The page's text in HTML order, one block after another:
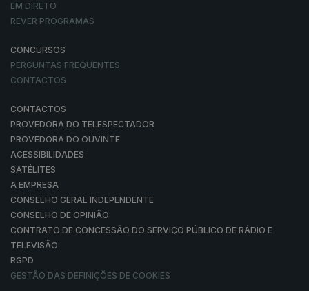
EM DIRETO
REVER PROGRAMAS
CONCURSOS
PERGUNTAS FREQUENTES
CONTACTOS
CONTACTOS
PROVEDORA DO TELESPECTADOR
PROVEDORA DO OUVINTE
ACESSIBILIDADES
SATÉLITES
A EMPRESA
CONSELHO GERAL INDEPENDENTE
CONSELHO DE OPINIÃO
CONTRATO DE CONCESSÃO DO SERVIÇO PÚBLICO DE RÁDIO E
TELEVISÃO
RGPD
GESTÃO DAS DEFINIÇÕES DE COOKIES